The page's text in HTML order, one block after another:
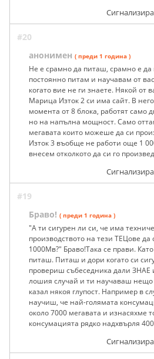
#20
анонимен ( преди 1 година )
Не е срамно да питаш, срамно е
постоянно питам и научавам от
когато вие не ги знаете. Някой от
Марица Изток 2 си има сайт. В
момента от 8 блока, работят само
но на напълна мощност. Само
мегавата които можеше да си
Изток 3 въобще не работи още 1
внесем отколкото да си го
#19
Браво! ( преди 1 година )
"А ти сигурен ли си, че има
производството на тези ТЕЦове
1000Мв?" Браво!Така се прави.
питаш. Питаш и дори когато си
провериш събеседника дали
лошия случай и ти научаваш нещо
казал някоя глупост. Например в
научиш, че най-голямата
около 7000 мегавата и изнасяхме
консумацията рядко надхвърля